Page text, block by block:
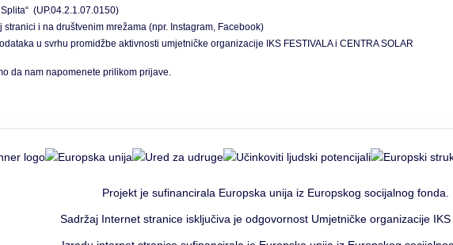
(UP.04.2.1.07.0150)
i na društvenim mrežama (npr. Instagram, Facebook)
u svrhu promidžbe aktivnosti umjetničke organizacije IKS FESTIVALA i CENTRA SOLAR
da nam napomenete prilikom prijave.
Projekt je sufinancirala Europska unija iz Europskog socijalnog fonda.
Sadržaj Internet stranice isključiva je odgovornost Umjetničke organizacije IKS